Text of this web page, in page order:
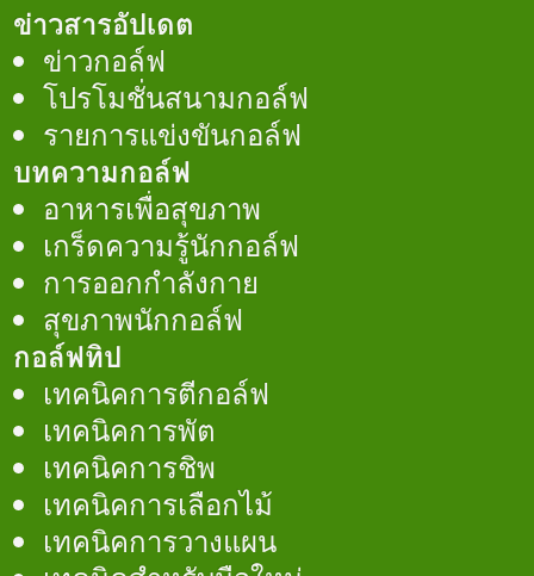
ข่าวสารอัปเดต
ข่าวกอล์ฟ
โปรโมชั่นสนามกอล์ฟ
รายการแข่งขันกอล์ฟ
บทความกอล์ฟ
อาหารเพื่อสุขภาพ
เกร็ดความรู้นักกอล์ฟ
การออกกำลังกาย
สุขภาพนักกอล์ฟ
กอล์ฟทิป
เทคนิคการตีกอล์ฟ
เทคนิคการพัต
เทคนิคการชิพ
เทคนิคการเลือกไม้
เทคนิคการวางแผน